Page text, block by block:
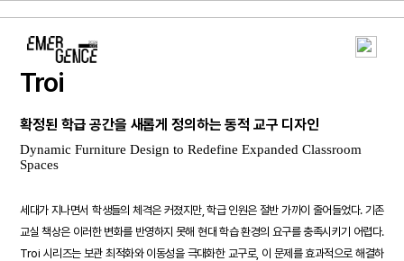
Troi
확정된 학급 공간을 새롭게 정의하는 동적 교구 디자인
Dynamic Furniture Design to Redefine Expanded Classroom
Spaces
세대가 지나면서 학생들의 체격은 커졌지만, 학급 인원은 절반 가까이 줄어들었다. 기존
교실 책상은 이러한 변화를 반영하지 못해 현대 학습 환경의 요구를 충족시키기 어렵다.
Troi 시리즈는 보관 최적화와 이동성을 극대화한 교구로, 이 문제를 효과적으로 해결하